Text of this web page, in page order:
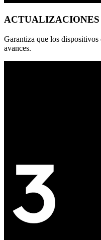
Garantiza que los
avances.